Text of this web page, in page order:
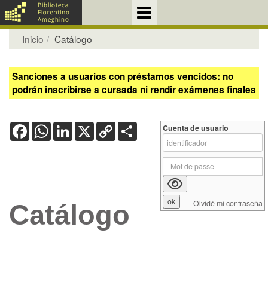
Inicio Catálogo
Sanciones a usuarios con préstamos vencidos: no
podrán inscribirse a cursada ni rendir exámenes finales
FacebookWhatsApp
LinkedIn
X Copy
Link
Catálogo
Cuenta de usuario
Olvidé mi contraseña